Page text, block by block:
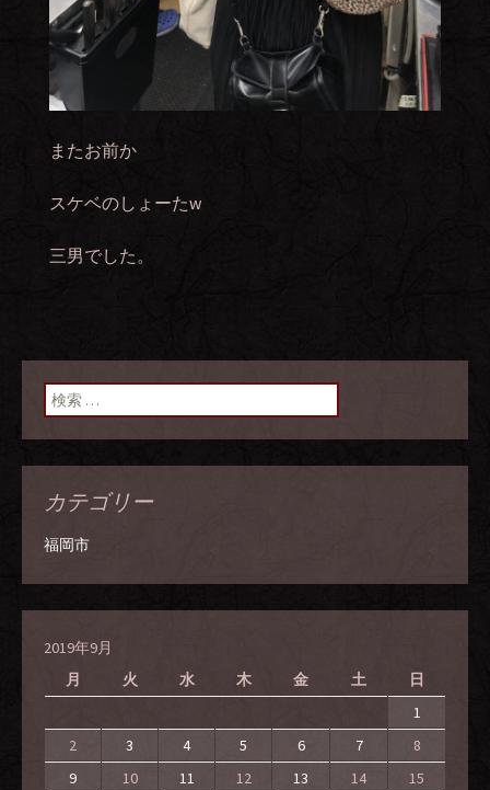
またお前か
スケベのしょーたw
三男でした。
検索:
カテゴリー
福岡市
2019年9月
月
火 水 木 金 土 日
1
2
3 4 5 6 7
8
9
10 11 12 13 14
15